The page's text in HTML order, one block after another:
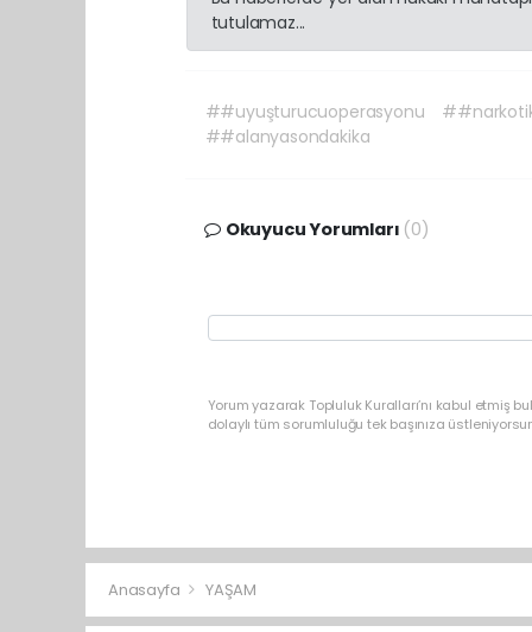
tutulamaz...
##uyuşturucuoperasyonu
##alanyasondakika
Okuyucu Yorumları (0)
Yorum yazarak Topluluk Kuralları’nı kabul etmiş
dolaylı tüm sorumluluğu tek başınıza
Anasayfa YAŞAM